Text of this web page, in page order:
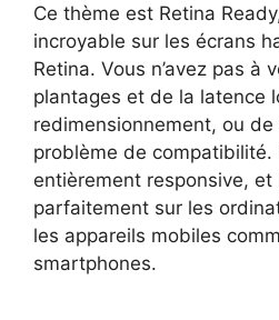
Ce thème est Retina
incroyable sur les écrans
Retina. Vous n’avez pas à
plantages et de la latence
redimensionnement, ou
problème de compatibilité.
entièrement responsive, et
parfaitement sur les
les appareils mobiles
smartphones.